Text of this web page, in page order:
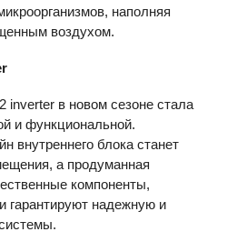
наполняя
воздухом.
inverter в новом сезоне стала
и функциональной.
внутреннего блока станет
а продуманная
компоненты,
гарантируют надежную и